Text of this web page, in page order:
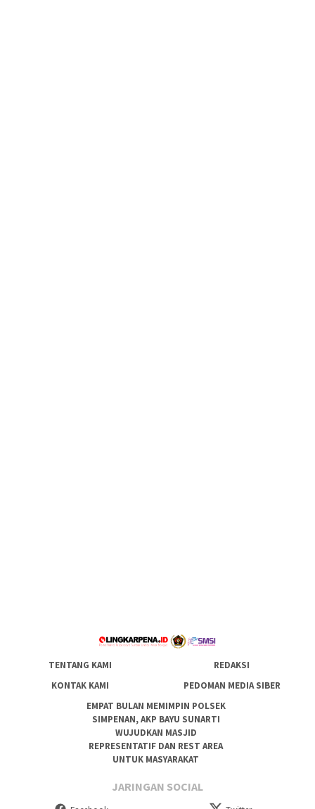
TENTANG KAMI
REDAKSI
KONTAK KAMI
PEDOMAN MEDIA SIBER
EMPAT BULAN MEMIMPIN POLSEK
SIMPENAN, AKP BAYU SUNARTI
WUJUDKAN MASJID
REPRESENTATIF DAN REST AREA
UNTUK MASYARAKAT
JARINGAN SOCIAL